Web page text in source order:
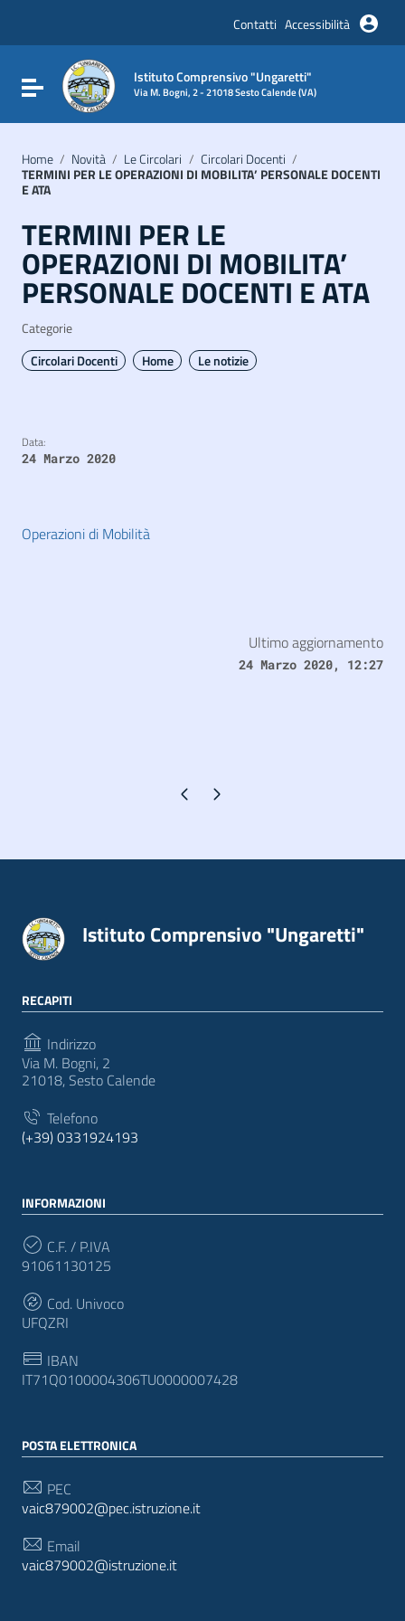
Vai al footer
Contatti Accessibilità
Attiva / disattiva la navigazione
Istituto Comprensivo "Ungaretti"
Via M. Bogni, 2 - 21018 Sesto Calende (VA)
Home / Novità / Le Circolari / Circolari Docenti /
TERMINI PER LE OPERAZIONI DI MOBILITA’ PERSONALE DOCENTI
E ATA
TERMINI PER LE
OPERAZIONI DI MOBILITA’
PERSONALE DOCENTI E ATA
Categorie
Circolari Docenti
Home Le notizie
Data:
24 Marzo 2020
Operazioni di Mobilità
Ultimo aggiornamento
24 Marzo 2020, 12:27
Pagina precedente
Pagina successiva
Istituto Comprensivo "Ungaretti"
RECAPITI
Indirizzo
Via M. Bogni, 2
21018, Sesto Calende
Telefono
(+39) 0331924193
INFORMAZIONI
C.F. / P.IVA
91061130125
Cod. Univoco
UFQZRI
IBAN
IT71Q0100004306TU0000007428
POSTA ELETTRONICA
PEC
vaic879002@pec.istruzione.it
Email
vaic879002@istruzione.it